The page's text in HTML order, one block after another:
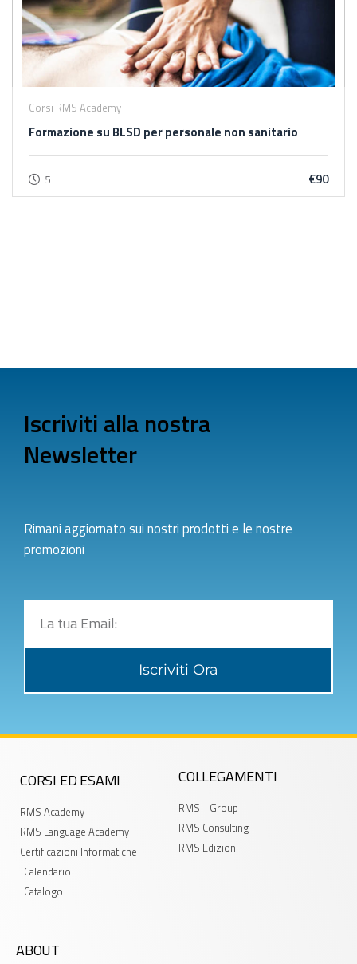
Corsi RMS Academy
Formazione su BLSD per personale non sanitario
5 €90
Iscriviti alla nostra
Newsletter
Rimani aggiornato sui nostri prodotti e le nostre
promozioni
Iscriviti Ora
CORSI ED ESAMI
RMS Academy
RMS Language Academy
Certificazioni Informatiche
Calendario
Catalogo
COLLEGAMENTI
RMS - Group
RMS Consulting
RMS Edizioni
ABOUT